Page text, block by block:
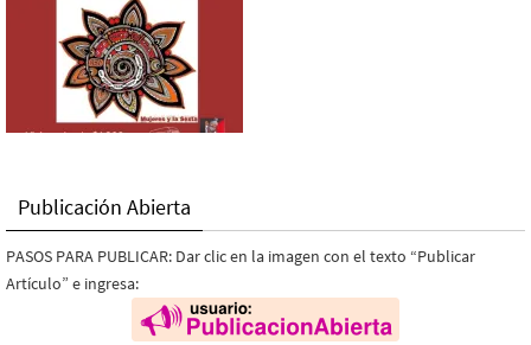
Publicación Abierta
PASOS PARA PUBLICAR: Dar clic en la imagen con el texto “Publicar
Artículo” e ingresa: